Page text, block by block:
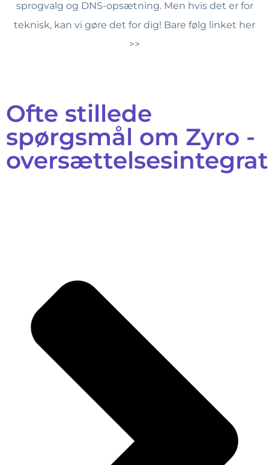
sprogvalg og DNS-opsætning. Men hvis det er for
teknisk, kan vi gøre det for dig! Bare følg linket her
>>
Ofte stillede
spørgsmål om Zyro -